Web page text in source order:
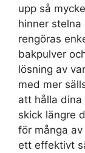
upp så
hinner
rengöras
bakpulver
lösning av
med mer
att hålla
skick längre
för många
ett effektivt